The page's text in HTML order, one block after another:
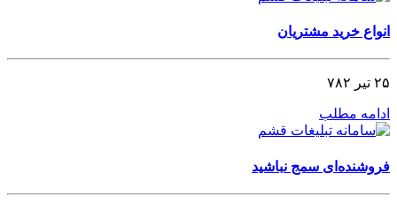
انواع خرید مشتریان
۲۵ تیر ۷۸۲
ادامه مطلب
فروشنده‌ای سمج نباشید